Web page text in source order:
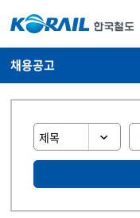
채용공고